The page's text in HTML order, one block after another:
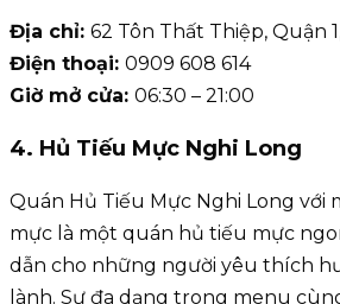
Địa chỉ: 62 Tôn Thất Thiệp, Quận
Điện thoại: 0909 608 614
Giờ mở cửa: 06:30 – 21:00
4. Hủ Tiếu Mực Nghi Long
Quán Hủ Tiếu Mực Nghi Long với
mực là một quán hủ tiếu mực
dẫn cho những người yêu thích
lành. Sự đa dạng trong menu